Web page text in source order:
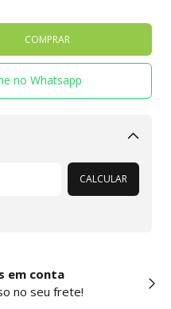
no Whatsapp
Alterar CEP
CALCULAR
em conta
no seu frete!